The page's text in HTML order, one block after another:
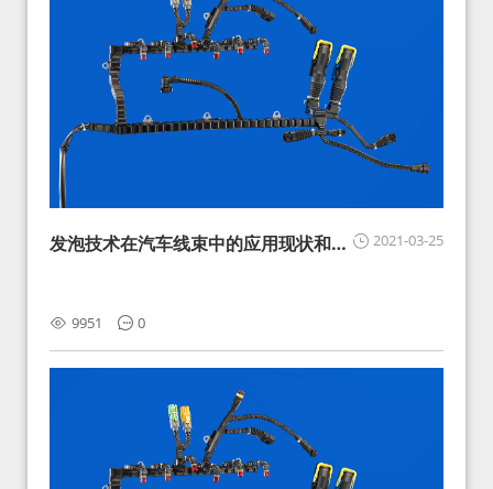
2021-03-25
发泡技术在汽车线束中的应用现状和展
9951 0